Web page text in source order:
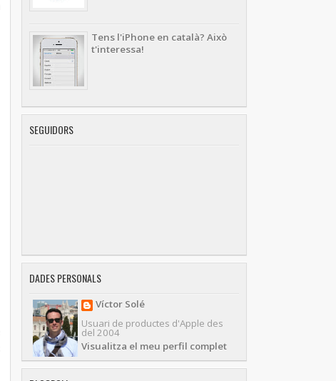
Tens l'iPhone en català? Això
t'interessa!
SEGUIDORS
DADES PERSONALS
Víctor Solé
Usuari de productes d'Apple des
del 2004
Visualitza el meu perfil complet